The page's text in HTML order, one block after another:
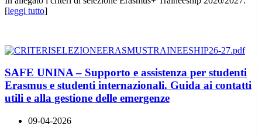
[leggi tutto]
SAFE UNINA – Supporto e assistenza per studenti
Erasmus e studenti internazionali. Guida ai contatti
utili e alla gestione delle emergenze
09-04-2026